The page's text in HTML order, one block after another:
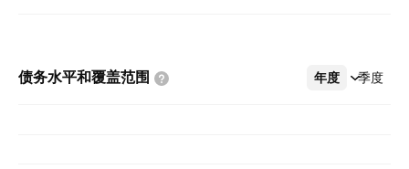
债务水平和覆盖范围 年度 季度
更多